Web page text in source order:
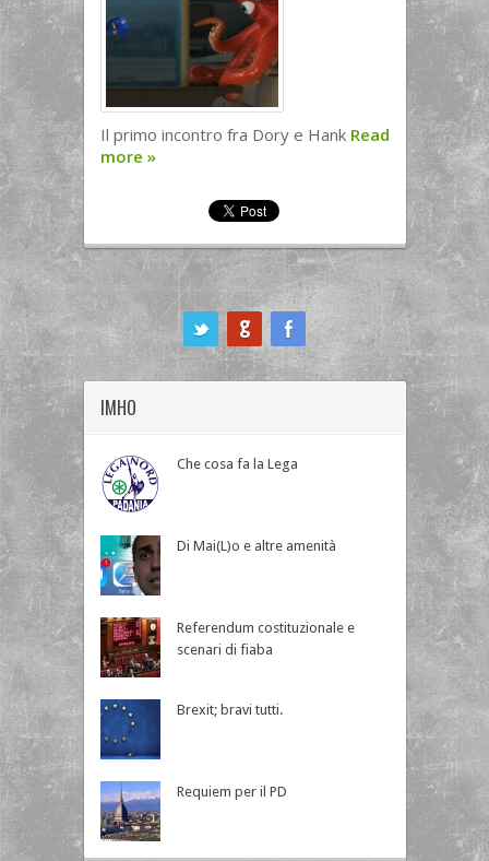
Il primo incontro fra Dory e Hank Read
more »
IMHO
Che cosa fa la Lega
Di Mai(L)o e altre amenità
Referendum costituzionale e
scenari di fiaba
Brexit; bravi tutti.
Requiem per il PD